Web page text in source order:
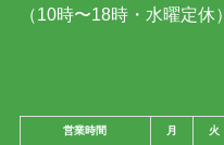
（10時〜18時・水曜定休）
営業時間 月 火